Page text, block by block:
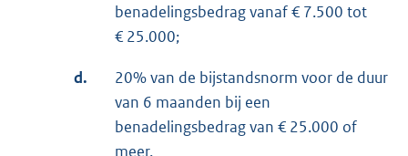
benadelingsbedrag vanaf € 7.500 tot
€ 25.000;
d.
20% van de bijstandsnorm voor de duur
van 6 maanden bij een
benadelingsbedrag van € 25.000 of
meer.